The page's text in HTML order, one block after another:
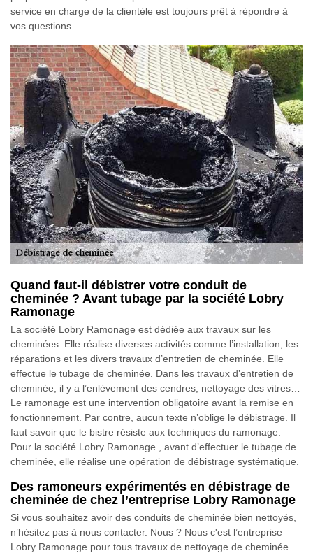
service en charge de la clientèle est toujours prêt à répondre à
vos questions.
Quand faut-il débistrer votre conduit de
cheminée ? Avant tubage par la société Lobry
Ramonage
La société Lobry Ramonage est dédiée aux travaux sur les
cheminées. Elle réalise diverses activités comme l’installation, les
réparations et les divers travaux d’entretien de cheminée. Elle
effectue le tubage de cheminée. Dans les travaux d’entretien de
cheminée, il y a l’enlèvement des cendres, nettoyage des vitres…
Le ramonage est une intervention obligatoire avant la remise en
fonctionnement. Par contre, aucun texte n’oblige le débistrage. Il
faut savoir que le bistre résiste aux techniques du ramonage.
Pour la société Lobry Ramonage , avant d’effectuer le tubage de
cheminée, elle réalise une opération de débistrage systématique.
Des ramoneurs expérimentés en débistrage de
cheminée de chez l’entreprise Lobry Ramonage
Si vous souhaitez avoir des conduits de cheminée bien nettoyés,
n’hésitez pas à nous contacter. Nous ? Nous c'est l’entreprise
Lobry Ramonage pour tous travaux de nettoyage de cheminée.